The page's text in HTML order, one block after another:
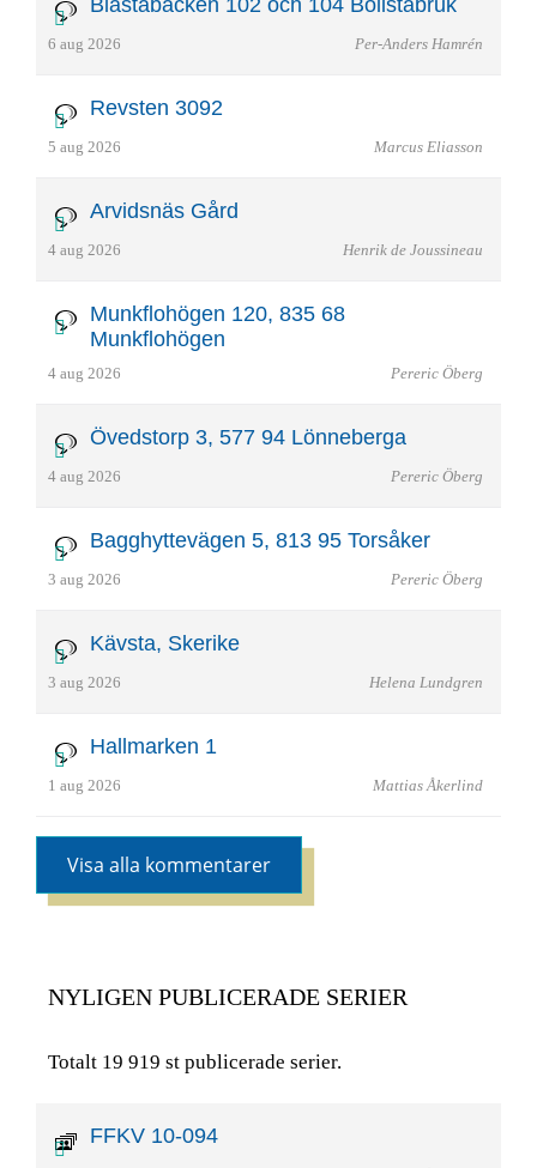
6 aug 2026 Per-Anders Hamrén
Revsten 3092
5 aug 2026 Marcus Eliasson
Arvidsnäs Gård
4 aug 2026 Henrik de Joussineau
Munkflohögen 120, 835 68
Munkflohögen
4 aug 2026 Pereric Öberg
Övedstorp 3, 577 94 Lönneberga
4 aug 2026 Pereric Öberg
Bagghyttevägen 5, 813 95 Torsåker
3 aug 2026 Pereric Öberg
Kävsta, Skerike
3 aug 2026 Helena Lundgren
Hallmarken 1
1 aug 2026 Mattias Åkerlind
Visa alla kommentarer
NYLIGEN PUBLICERADE SERIER
Totalt 19 919 st publicerade serier.
FFKV 10-094